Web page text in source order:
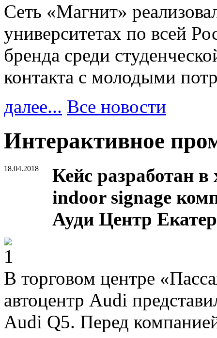
Сеть «Магнит»
университетах по всей
бренда среди
контакта с молодыми
далее... Все новости
Интерактивное
18.04.2018
Кейс разработан в
indoor signage
Ауди Центр
В торговом центре
автоцентр Audi
Audi Q5. Перед